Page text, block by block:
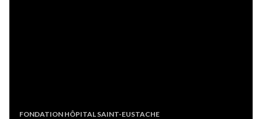
FONDATION HÔPITAL SAINT-EUSTACHE